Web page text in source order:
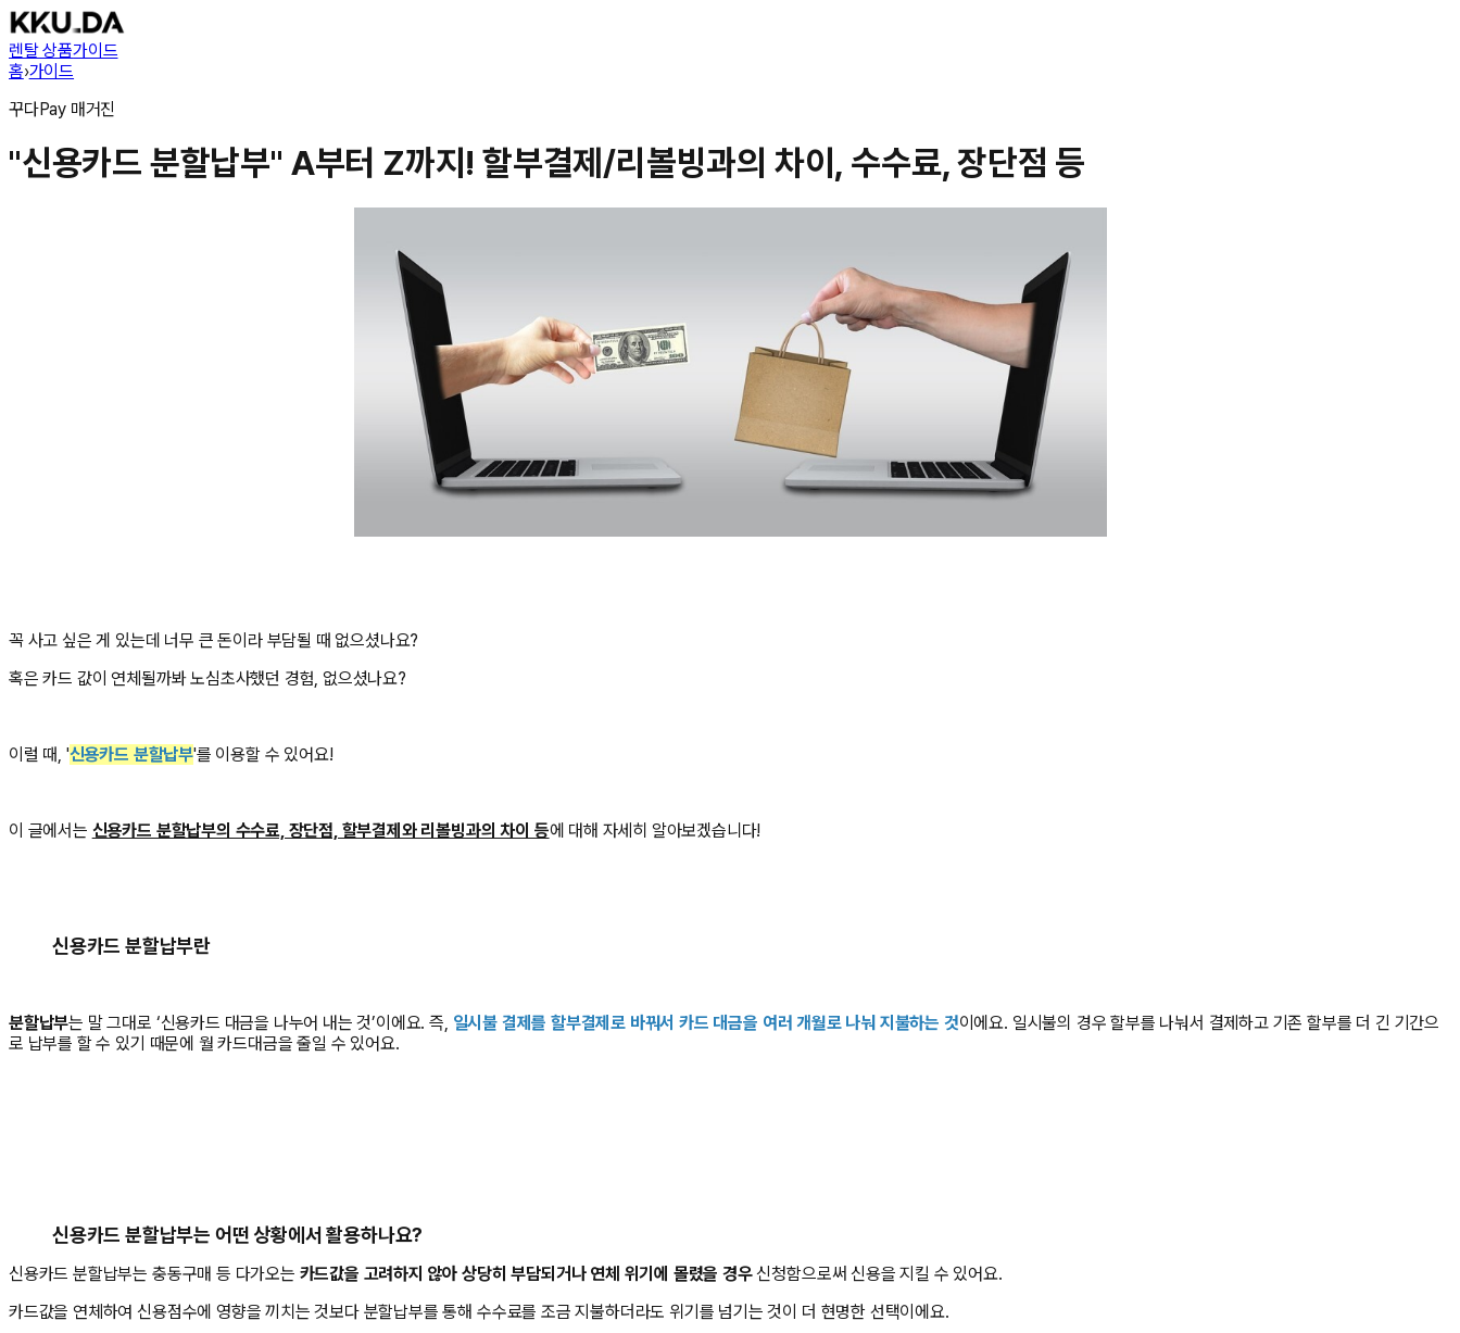
렌탈 상품가이드
홈›가이드
꾸다Pay 매거진
"신용카드 분할납부" A부터 Z까지! 할부결제/리볼빙과의 차이, 수수료, 장단점 등
꼭 사고 싶은 게 있는데 너무 큰 돈이라 부담될 때 없으셨나요?
혹은 카드 값이 연체될까봐 노심초사했던 경험, 없으셨나요?
이럴 때, '신용카드 분할납부'를 이용할 수 있어요!
이 글에서는 신용카드 분할납부의 수수료, 장단점, 할부결제와 리볼빙과의 차이 등에 대해 자세히 알아보겠습니다!
신용카드 분할납부란
분할납부는 말 그대로 ‘신용카드 대금을 나누어 내는 것’이에요. 즉, 일시불 결제를 할부결제로 바꿔서 카드 대금을 여러 개월로 나눠 지불하는 것이에요. 일시불의 경우 할부를 나눠서 결제하고 기존 할부를 더 긴 기간으
로 납부를 할 수 있기 때문에 월 카드대금을 줄일 수 있어요.
신용카드 분할납부는 어떤 상황에서 활용하나요?
신용카드 분할납부는 충동구매 등 다가오는 카드값을 고려하지 않아 상당히 부담되거나 연체 위기에 몰렸을 경우신청함으로써 신용을 지킬 수 있어요.
카드값을 연체하여 신용점수에 영향을 끼치는 것보다 분할납부를 통해 수수료를 조금 지불하더라도 위기를 넘기는 것이 더 현명한 선택이에요.